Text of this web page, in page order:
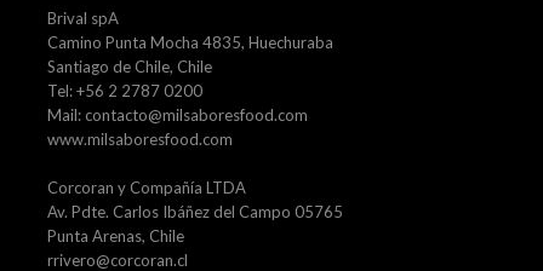
Brival spA
Camino Punta Mocha 4835, Huechuraba
Santiago de Chile, Chile
Tel: +56 2 2787 0200
Mail: contacto@milsaboresfood.com
www.milsaboresfood.com
Corcoran y Compañía LTDA
Av. Pdte. Carlos Ibáñez del Campo 05765
Punta Arenas, Chile
rrivero@corcoran.cl